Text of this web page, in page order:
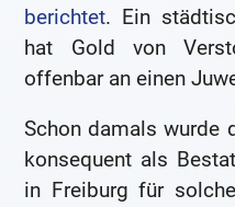
berichtet. Ein
hat Gold von
offenbar an einen
Schon damals wurde
konsequent als
in Freiburg für